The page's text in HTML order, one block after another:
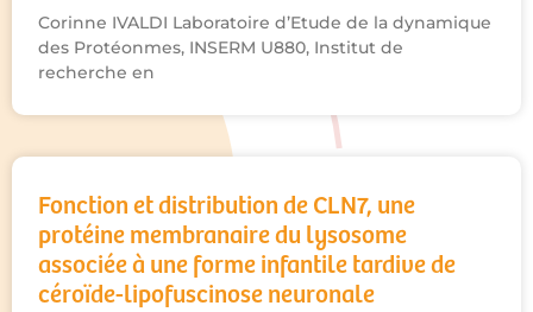
Corinne IVALDI Laboratoire d’Etude de la dynamique
des Protéonmes, INSERM U880, Institut de
recherche en
Fonction et distribution de CLN7, une
protéine membranaire du lysosome
associée à une forme infantile tardive de
céroïde-lipofuscinose neuronale